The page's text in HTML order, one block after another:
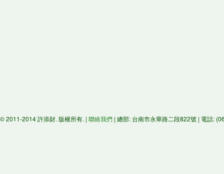
© 2011-2014 許添財. 版權所有. | 聯絡我們 | 總部: 台南市永華路二段822號 | 電話: